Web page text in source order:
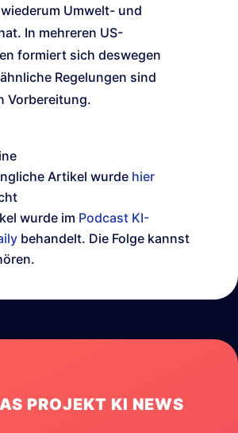
Umwelt- und
In mehreren US-
formiert sich deswegen
Regelungen sind
Vorbereitung.
Artikel wurde hier
wurde im Podcast KI-
behandelt. Die Folge kannst
PROJEKT KI NEWS